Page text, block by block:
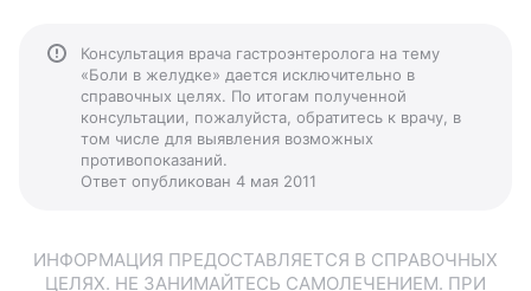
Консультация врача гастроэнтеролога на тему
«Боли в желудке» дается исключительно в
справочных целях. По итогам полученной
консультации, пожалуйста, обратитесь к врачу, в
том числе для выявления возможных
противопоказаний.
Ответ опубликован 4 мая 2011
ИНФОРМАЦИЯ ПРЕДОСТАВЛЯЕТСЯ В СПРАВОЧНЫХ
ЦЕЛЯХ. НЕ ЗАНИМАЙТЕСЬ САМОЛЕЧЕНИЕМ. ПРИ